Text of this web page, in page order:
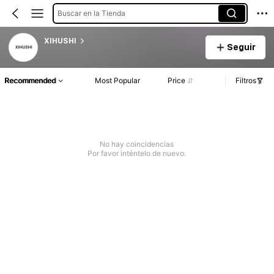
Buscar en la Tienda
XIHUSHI
Seguir
Recommended Most Popular Price Filtros
No hay coincidencias
Por favor inténtelo de nuevo.